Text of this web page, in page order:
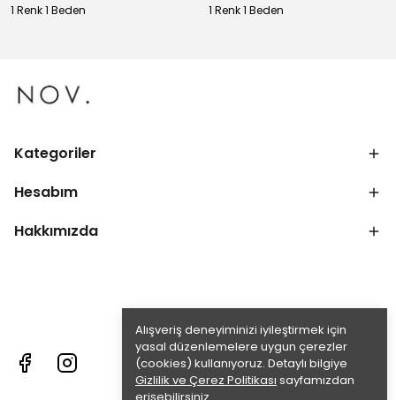
Alışveriş deneyiminizi iyileştirmek için
yasal düzenlemelere uygun çerezler
(cookies) kullanıyoruz. Detaylı bilgiye
Gizlilik ve Çerez Politikası sayfamızdan
1 Renk 1 Beden 1 Renk 1 Beden
Kategoriler
Hesabım
Hakkımızda